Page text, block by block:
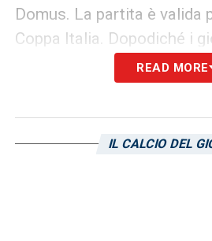
Domus. La partita è valida
Coppa Italia. Dopodiché i
Claudio Ranieri, in
contro il Torino di Ivan
amichevole contro il
READ MORE
IL CALCIO DEL